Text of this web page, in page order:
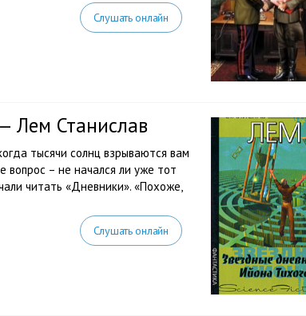
Слушать онлайн
Лем Станислав
тысячи солнц взрываются вам
вопрос – не начался ли уже тот
читать «Дневники». «Похоже,
Слушать онлайн